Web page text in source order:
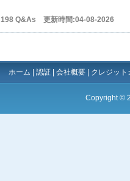
198 Q&As 更新時間:04-08-2026
ホーム 認証 会社概要 クレジッ
Copyright ©